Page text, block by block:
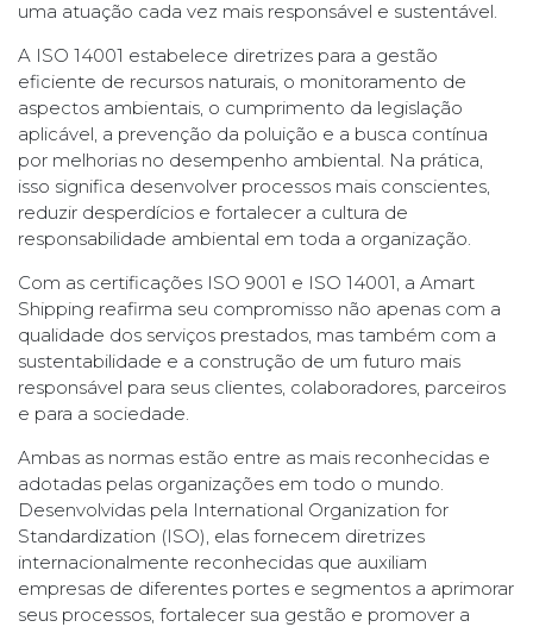
uma atuação cada vez mais responsável e sustentável.
A ISO 14001 estabelece diretrizes para a gestão
eficiente de recursos naturais, o monitoramento de
aspectos ambientais, o cumprimento da legislação
aplicável, a prevenção da poluição e a busca contínua
por melhorias no desempenho ambiental. Na prática,
isso significa desenvolver processos mais conscientes,
reduzir desperdícios e fortalecer a cultura de
responsabilidade ambiental em toda a organização.
Com as certificações ISO 9001 e ISO 14001, a Amart
Shipping reafirma seu compromisso não apenas com a
qualidade dos serviços prestados, mas também com a
sustentabilidade e a construção de um futuro mais
responsável para seus clientes, colaboradores, parceiros
e para a sociedade.
Ambas as normas estão entre as mais reconhecidas e
adotadas pelas organizações em todo o mundo.
Desenvolvidas pela International Organization for
Standardization (ISO), elas fornecem diretrizes
internacionalmente reconhecidas que auxiliam
empresas de diferentes portes e segmentos a aprimorar
seus processos, fortalecer sua gestão e promover a